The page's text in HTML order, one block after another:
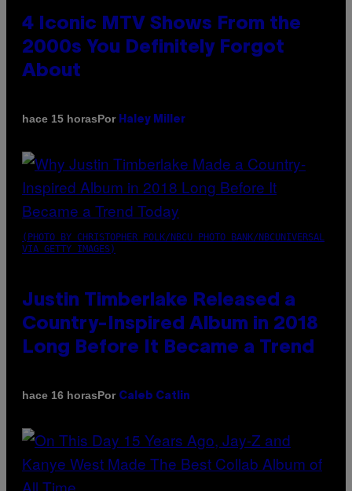
4 Iconic MTV Shows From the
2000s You Definitely Forgot
About
hace 15 horasPor Haley Miller
(PHOTO BY CHRISTOPHER POLK/NBCU PHOTO BANK/NBCUNIVERSAL
VIA GETTY IMAGES)
Justin Timberlake Released a
Country-Inspired Album in 2018
Long Before It Became a Trend
hace 16 horasPor Caleb Catlin